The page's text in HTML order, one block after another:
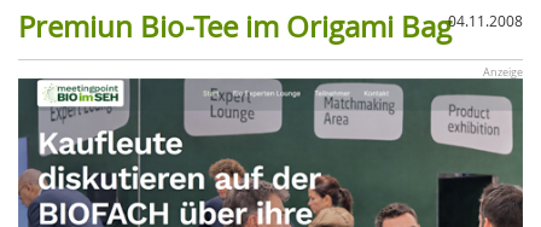
04.11.2008
Premiun Bio-Tee im Origami Bag
Anzeige